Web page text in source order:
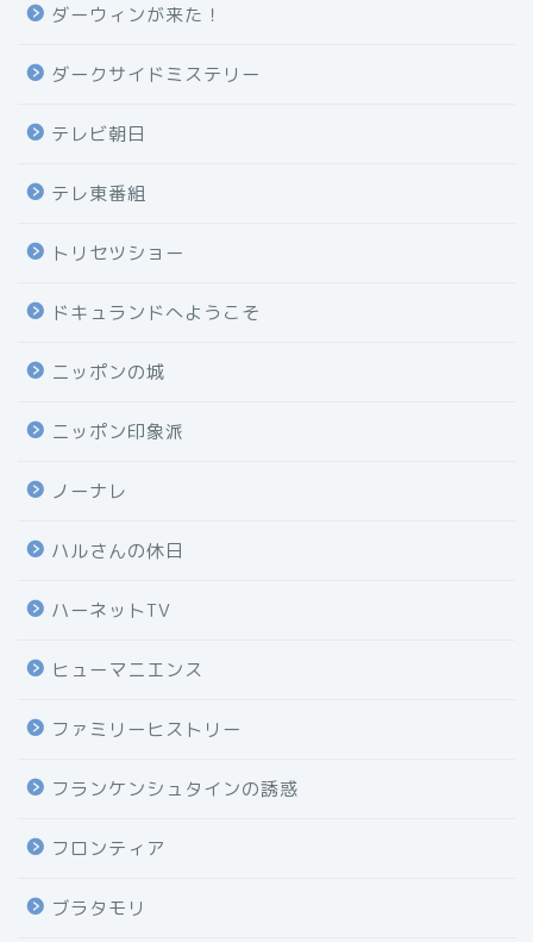
ダーウィンが来た！
ダークサイドミステリー
テレビ朝日
テレ東番組
トリセツショー
ドキュランドへようこそ
ニッポンの城
ニッポン印象派
ノーナレ
ハルさんの休日
ハーネットTV
ヒューマニエンス
ファミリーヒストリー
フランケンシュタインの誘惑
フロンティア
ブラタモリ